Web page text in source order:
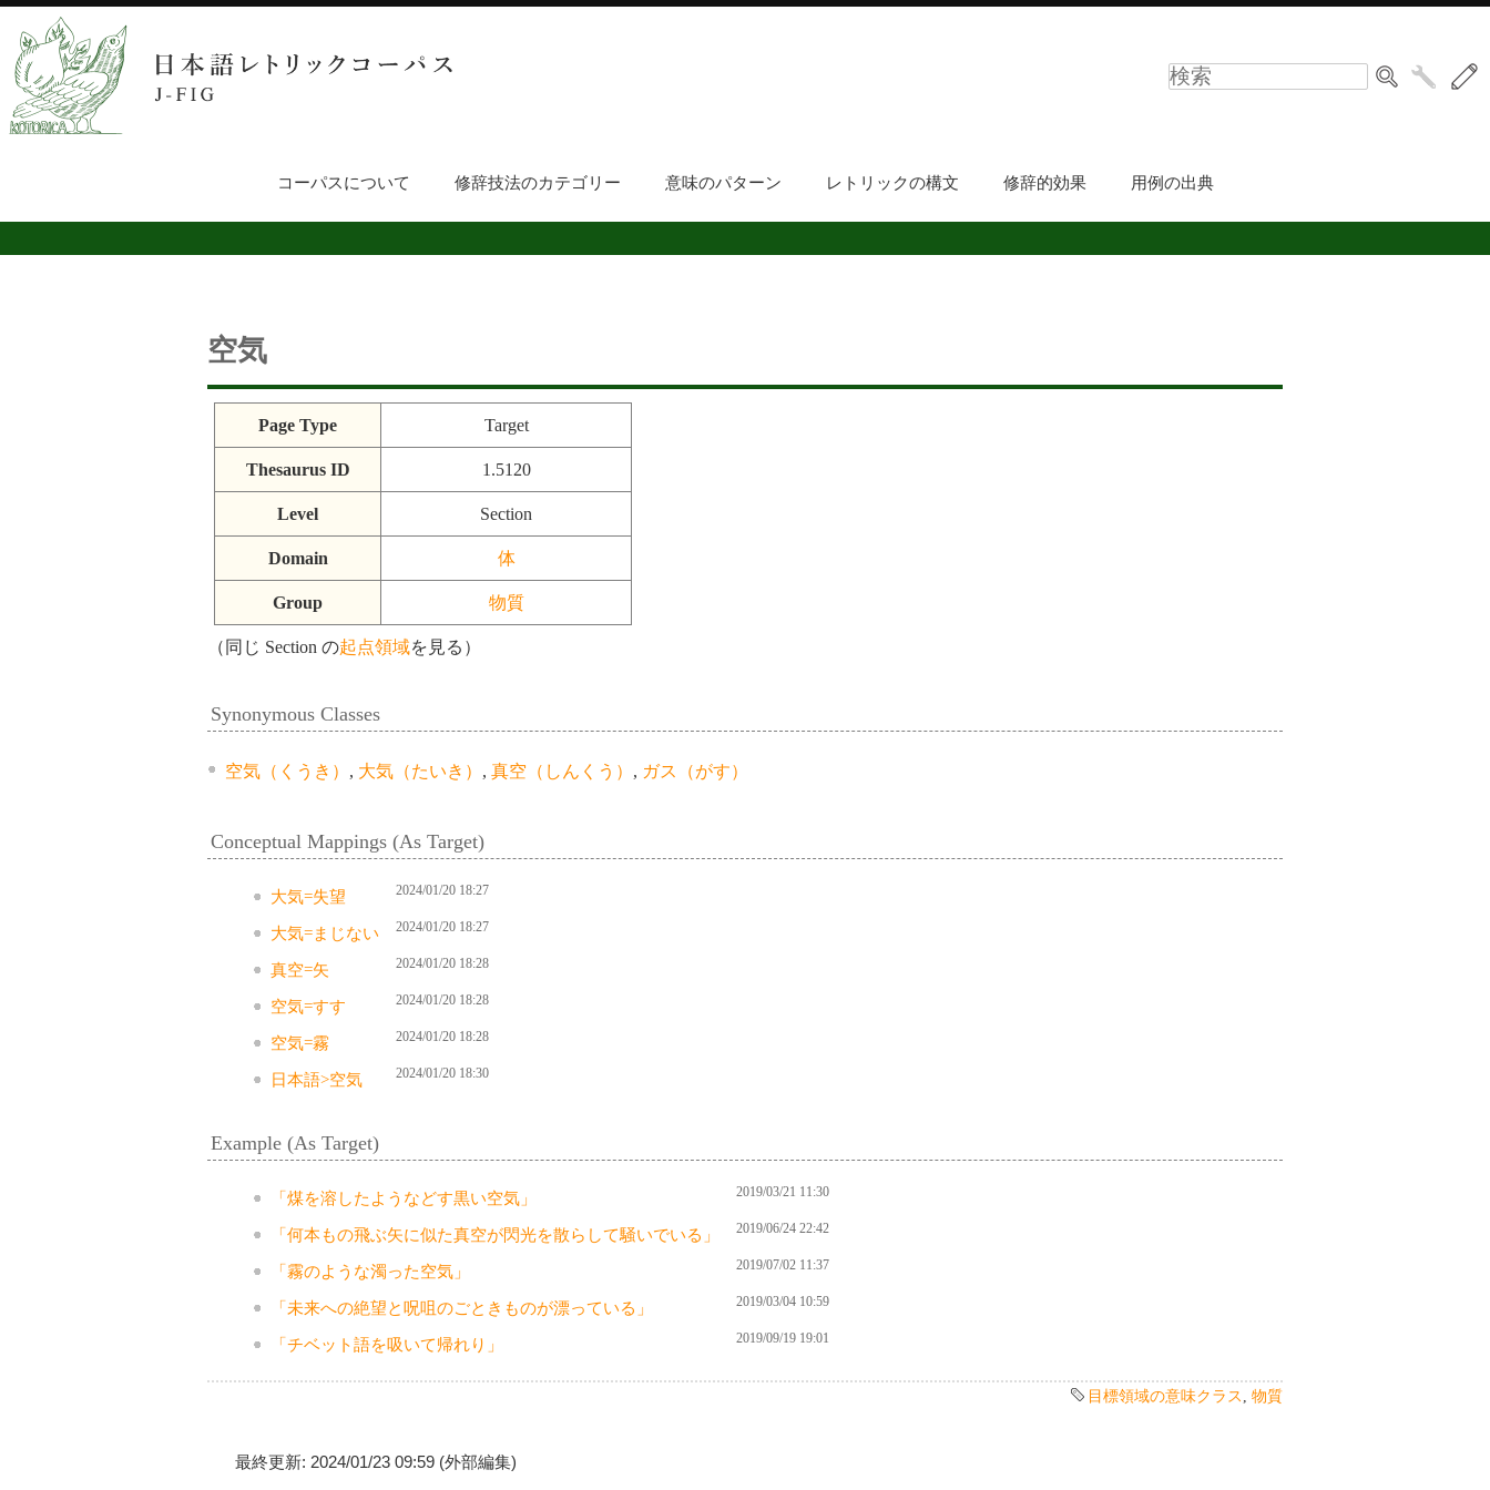
コーパスについて 修辞技法のカテゴリー 意味のパターン レトリックの構文 修辞的効果 用例の出典
空気
Page Type Target
Thesaurus ID 1.5120
Level Section
Domain 体
Group 物質
（同じ Section の起点領域を見る）
Synonymous Classes
空気（くうき） , 大気（たいき） , 真空（しんくう） , ガス（がす）
Conceptual Mappings (As Target)
大気=失望 2024/01/20 18:27
大気=まじない 2024/01/20 18:27
真空=矢 2024/01/20 18:28
空気=すす 2024/01/20 18:28
空気=霧 2024/01/20 18:28
日本語>空気 2024/01/20 18:30
Example (As Target)
「煤を溶したようなどす黒い空気」 2019/03/21 11:30
「何本もの飛ぶ矢に似た真空が閃光を散らして騒いでいる」 2019/06/24 22:42
「霧のような濁った空気」 2019/07/02 11:37
「未来への絶望と呪咀のごときものが漂っている」 2019/03/04 10:59
「チベット語を吸いて帰れり」 2019/09/19 19:01
目標領域の意味クラス, 物質
最終更新: 2024/01/23 09:59 (外部編集)